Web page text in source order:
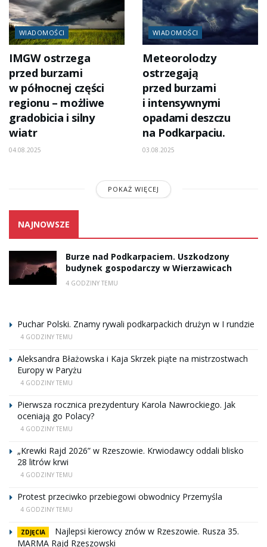
WIADOMOŚCI
IMGW ostrzega
przed burzami
w północnej części
regionu – możliwe
gradobicia i silny
wiatr
04.08.2025
WIADOMOŚCI
Meteorolodzy
ostrzegają
przed burzami
i intensywnymi
opadami deszczu
na Podkarpaciu.
03.08.2025
POKAŻ WIĘCEJ
NAJNOWSZE
Burze nad Podkarpaciem. Uszkodzony
budynek gospodarczy w Wierzawicach
4 GODZINY TEMU
Puchar Polski. Znamy rywali podkarpackich drużyn w I rundzie
4 GODZINY TEMU
Aleksandra Błażowska i Kaja Skrzek piąte na mistrzostwach
Europy w Paryżu
4 GODZINY TEMU
Pierwsza rocznica prezydentury Karola Nawrockiego. Jak
oceniają go Polacy?
4 GODZINY TEMU
„Krewki Rajd 2026” w Rzeszowie. Krwiodawcy oddali blisko
28 litrów krwi
4 GODZINY TEMU
Protest przeciwko przebiegowi obwodnicy Przemyśla
4 GODZINY TEMU
ZDJĘCIA
Najlepsi kierowcy znów w Rzeszowie. Rusza 35.
MARMA Rajd Rzeszowski